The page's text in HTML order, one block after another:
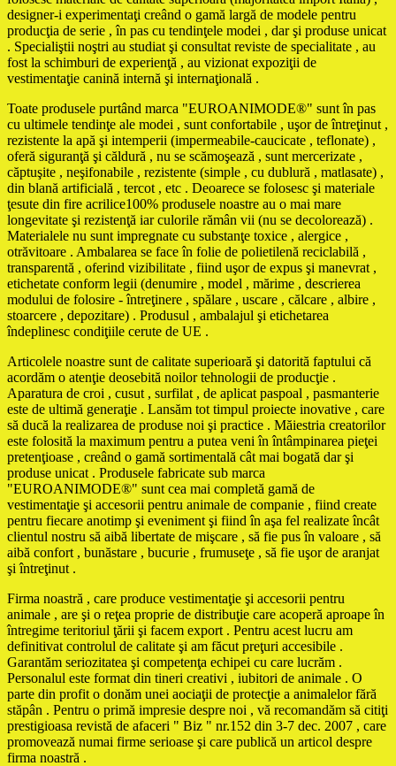
designer-i experimentaţi creând o gamă largă de modele pentru
producţia de serie , în pas cu tendinţele modei , dar şi produse unicat
. Specialiştii noştri au studiat şi consultat reviste de specialitate , au
fost la schimburi de experienţă , au vizionat expoziţii de
vestimentaţie canină internă şi internaţională .
Toate produsele purtând marca "EUROANIMODE®" sunt în pas
cu ultimele tendinţe ale modei , sunt confortabile , uşor de întreţinut ,
rezistente la apă şi intemperii (impermeabile-caucicate , teflonate) ,
oferă siguranţă şi căldură , nu se scămoşează , sunt mercerizate ,
căptuşite , neşifonabile , rezistente (simple , cu dublură , matlasate) ,
din blană artificială , tercot , etc . Deoarece se folosesc şi materiale
ţesute din fire acrilice100% produsele noastre au o mai mare
longevitate şi rezistenţă iar culorile rămân vii (nu se decolorează) .
Materialele nu sunt impregnate cu substanţe toxice , alergice ,
otrăvitoare . Ambalarea se face în folie de polietilenă reciclabilă ,
transparentă , oferind vizibilitate , fiind uşor de expus şi manevrat ,
etichetate conform legii (denumire , model , mărime , descrierea
modului de folosire - întreţinere , spălare , uscare , călcare , albire ,
stoarcere , depozitare) . Produsul , ambalajul şi etichetarea
îndeplinesc condiţiile cerute de UE .
Articolele noastre sunt de calitate superioară şi datorită faptului că
acordăm o atenţie deosebită noilor tehnologii de producţie .
Aparatura de croi , cusut , surfilat , de aplicat paspoal , pasmanterie
este de ultimă generaţie . Lansăm tot timpul proiecte inovative , care
să ducă la realizarea de produse noi şi practice . Măiestria creatorilor
este folosită la maximum pentru a putea veni în întâmpinarea pieţei
pretenţioase , creând o gamă sortimentală cât mai bogată dar şi
produse unicat . Produsele fabricate sub marca
"EUROANIMODE®" sunt cea mai completă gamă de
vestimentaţie şi accesorii pentru animale de companie , fiind create
pentru fiecare anotimp şi eveniment şi fiind în aşa fel realizate încât
clientul nostru să aibă libertate de mişcare , să fie pus în valoare , să
aibă confort , bunăstare , bucurie , frumuseţe , să fie uşor de aranjat
şi întreţinut .
Firma noastră , care produce vestimentaţie şi accesorii pentru
animale , are şi o reţea proprie de distribuţie care acoperă aproape în
întregime teritoriul ţării şi facem export . Pentru acest lucru am
definitivat controlul de calitate şi am făcut preţuri accesibile .
Garantăm seriozitatea şi competenţa echipei cu care lucrăm .
Personalul este format din tineri creativi , iubitori de animale . O
parte din profit o donăm unei aociaţii de protecţie a animalelor fără
stăpân . Pentru o primă impresie despre noi , vă recomandăm să citiţi
prestigioasa revistă de afaceri " Biz " nr.152 din 3-7 dec. 2007 , care
promovează numai firme serioase şi care publică un articol despre
firma noastră .